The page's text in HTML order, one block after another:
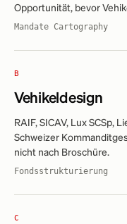
Opportunität, bevor
Mandate Cartography
B
Vehikeldesign
RAIF, SICAV, Lux SCSp,
Schweizer
nicht nach Broschüre.
Fondsstrukturierung
C